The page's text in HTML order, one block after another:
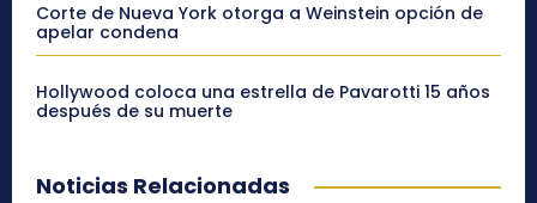
Corte de Nueva York otorga a Weinstein opción de
apelar condena
Hollywood coloca una estrella de Pavarotti 15 años
después de su muerte
Noticias Relacionadas